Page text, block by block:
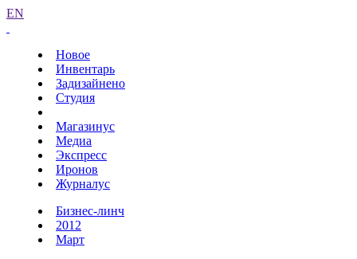
EN
Новое
Инвентарь
Задизайнено
Студия
Магазинус
Медиа
Экспресс
Иронов
Журналус
Бизнес-линч
2012
Март